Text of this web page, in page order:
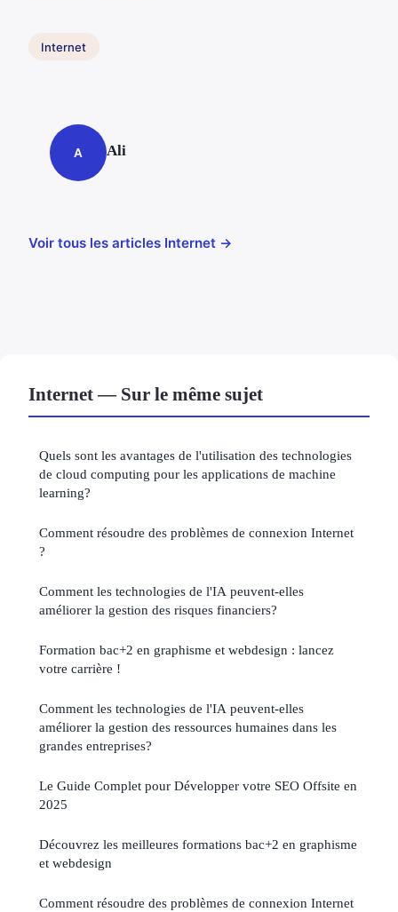
Internet
A Ali
Voir tous les articles Internet →
Internet — Sur le même sujet
Quels sont les avantages de l'utilisation des technologies
de cloud computing pour les applications de machine
learning?
Comment résoudre des problèmes de connexion Internet
?
Comment les technologies de l'IA peuvent-elles
améliorer la gestion des risques financiers?
Formation bac+2 en graphisme et webdesign : lancez
votre carrière !
Comment les technologies de l'IA peuvent-elles
améliorer la gestion des ressources humaines dans les
grandes entreprises?
Le Guide Complet pour Développer votre SEO Offsite en
2025
Découvrez les meilleures formations bac+2 en graphisme
et webdesign
Comment résoudre des problèmes de connexion Internet